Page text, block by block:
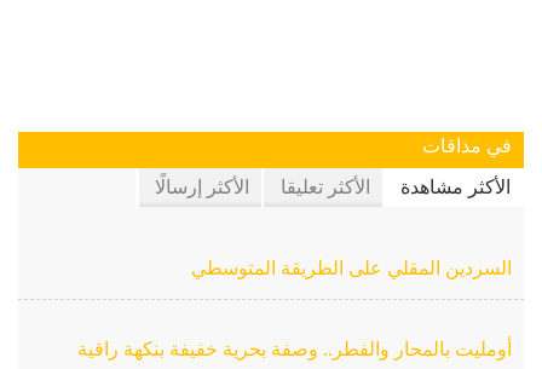
في مذاقات
الأكثر مشاهدة الأكثر تعليقا الأكثر إرسالًا
السردين المقلي على الطريقة المتوسطي
أومليت بالمحار والفطر.. وصفة بحرية خفيفة بنكهة راقية